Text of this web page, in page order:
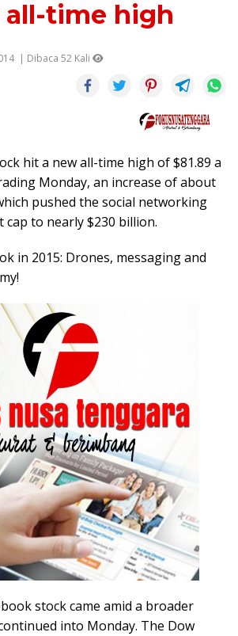
all-time high
| Dibaca 52 Kali
hit a new all-time high of $81.89 a
Monday, an increase of about
pushed the social networking
cap to nearly $230 billion.
in 2015: Drones, messaging and
stock came amid a broader
into Monday. The Dow